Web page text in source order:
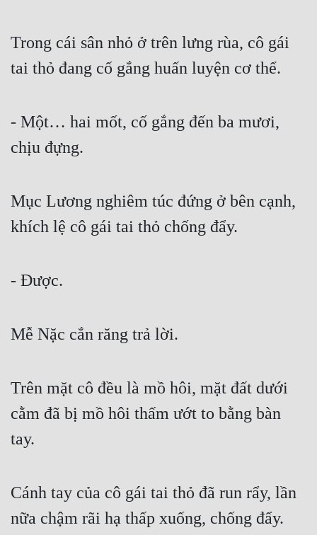
Cạnh Kỹ
Cổ Đại
Du Hí
Dị Giới
Dị Năng
Góc Nhìn Nam
Huyền Huyễn
Học Đường
Khoa Huyễn
Trong cái sân nhỏ ở trên lưng rùa, cô gái
tai thỏ đang cố gắng huấn luyện cơ thể.
- Một… hai mốt, cố gắng đến ba mươi,
chịu đựng.
Mục Lương nghiêm túc đứng ở bên cạnh,
khích lệ cô gái tai thỏ chống đẩy.
- Được.
Mễ Nặc cắn răng trả lời.
Trên mặt cô đều là mồ hôi, mặt đất dưới
cằm đã bị mồ hôi thấm ướt to bằng bàn
tay.
Cánh tay của cô gái tai thỏ đã run rẩy, lần
nữa chậm rãi hạ thấp xuống, chống đẩy.